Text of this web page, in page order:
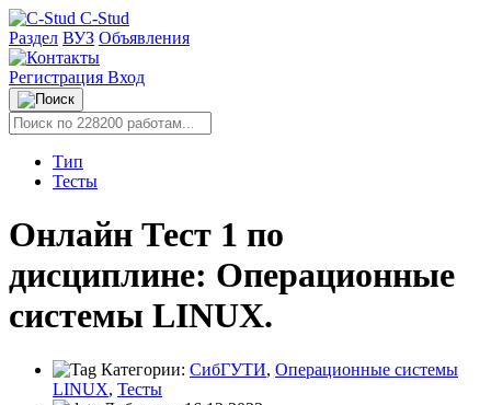
C-Stud
Раздел ВУЗ Объявления
Регистрация Вход
Тип
Тесты
Онлайн Тест 1 по
дисциплине: Операционные
системы LINUX.
Категории: СибГУТИ, Операционные системы
LINUX, Тесты